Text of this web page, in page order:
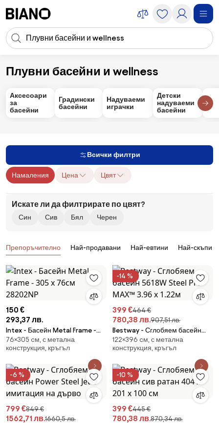
Търсене
Плувни басейни и wellness
Аксесоари Градински аксесоари Плувни басейни и wellness
Аксесоари
за
басейни
Градински
басейни
Надуваеми
играчки
Детски
надуваеми
басейни
Всички филтри
Намаления Цена Цвят
Искате ли да филтрирате по цвят?
Син Сив Бял Черен
Продукти
Препоръчително Най-продавани Най-евтини Най-скъпи
150 €
293,37 лв.
Intex - Басейн Metal Frame -
305 x 76см 28202NP
76×305 cм, с метална
конструкция, кръгъл
-14 %
399 €464 €
780,38 лв.907,51 лв.
Bestway - Сглобяем басейн
5618W Steel Pro MAX™ 3.96 x
1.22м
122×396 cм, с метална
конструкция, кръгъл
-6 %
799 €849 €
1562,71 лв.1660,5 лв.
-10 %
399 €445 €
780,38 лв.870,34 лв.